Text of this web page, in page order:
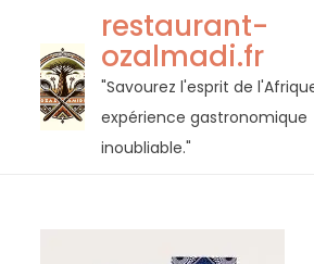
contenu
restaurant-
ozalmadi.fr
"Savourez l'esprit de
expérience gastronomique
inoubliable."